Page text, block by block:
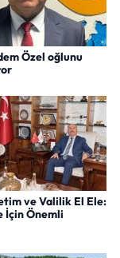
Özel oğlunu
ve Valilik El Ele:
İçin Önemli